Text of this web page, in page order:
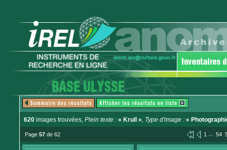
620 images trouvées, Plein texte : « Krull », Type d'image : «
Page 57 de 62 1 ... 54